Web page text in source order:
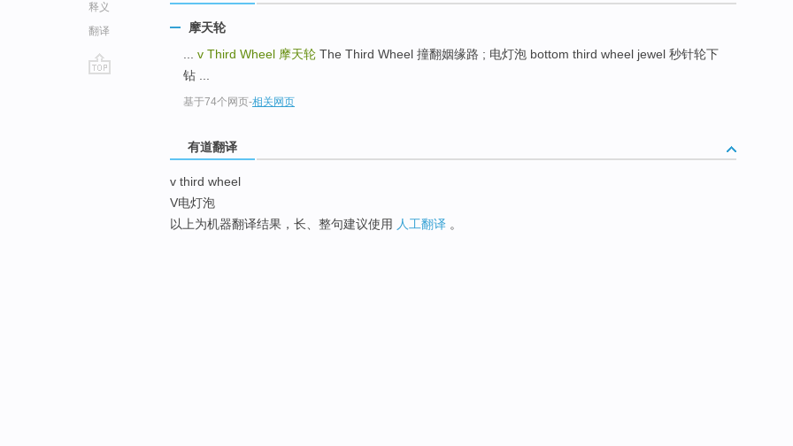
释义
翻译
摩天轮
v Third Wheel 摩天轮 The Third Wheel 撞翻姻缘路 ; 电灯泡 bottom third wheel jewel 秒针轮下
钻 ...
基于74个网页-相关网页
有道翻译
v third wheel
V电灯泡
以上为机器翻译结果，长、整句建议使用 人工翻译 。